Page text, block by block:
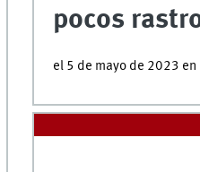
pocos
el 5 de mayo de 2023